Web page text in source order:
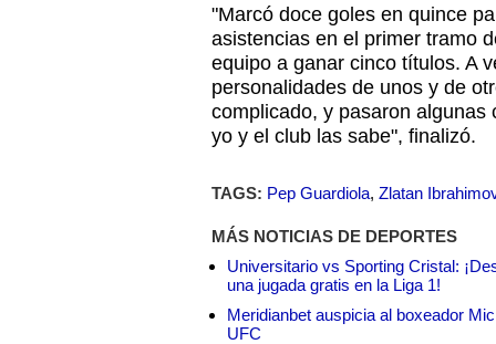
"Marcó doce goles en quince
asistencias en el primer tramo
equipo a ganar cinco títulos. A
personalidades de unos y de
complicado, y pasaron algunas
yo y el club las sabe", finalizó.
TAGS: Pep Guardiola, Zlatan
MÁS NOTICIAS DE DEPORTES
Universitario vs Sporting Cristal:
una jugada gratis en la Liga 1!
Meridianbet auspicia al boxeador
UFC